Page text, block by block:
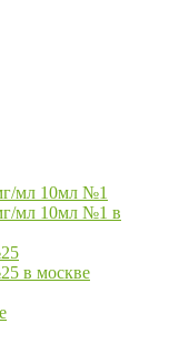
мл 10мл №1
мл 10мл №1 в
в москве